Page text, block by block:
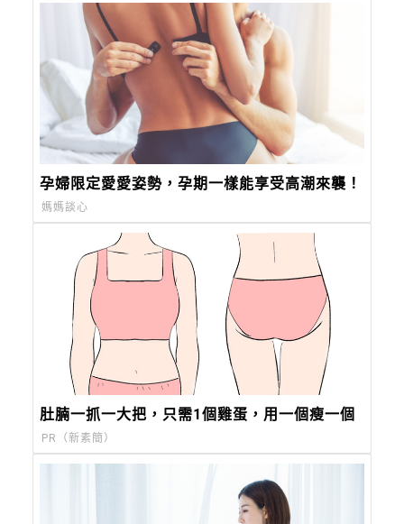
孕婦限定愛愛姿勢，孕期一樣能享受高潮來襲！
媽媽談心
肚腩一抓一大把，只需1個雞蛋，用一個瘦一個
PR（新素簡）